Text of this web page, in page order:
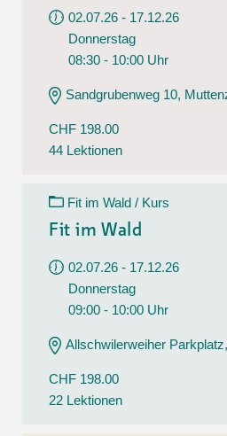
02.07.26 - 17.12.26
Donnerstag
08:30 - 10:00 Uhr
Sandgrubenweg 10,
CHF 198.00
44 Lektionen
Fit im Wald / Kurs
Fit im Wald
02.07.26 - 17.12.26
Donnerstag
09:00 - 10:00 Uhr
Allschwilerweiher
CHF 198.00
22 Lektionen